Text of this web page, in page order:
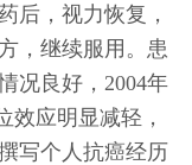
后，视力恢复，
，继续服用。患
况良好，2004年
效应明显减轻，
写个人抗癌经历